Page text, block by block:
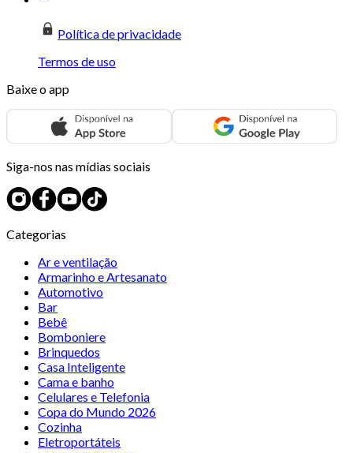
Política de privacidade
Termos de uso
Baixe o app
Siga-nos nas mídias sociais
Categorias
Ar e ventilação
Armarinho e Artesanato
Automotivo
Bar
Bebê
Bomboniere
Brinquedos
Casa Inteligente
Cama e banho
Celulares e Telefonia
Copa do Mundo 2026
Cozinha
Eletroportáteis